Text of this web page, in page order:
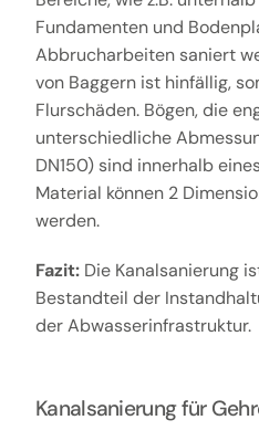
Fundamenten und
Abbrucharbeiten saniert
von Baggern ist hinfällig,
Flurschäden. Bögen, die
unterschiedliche
DN150) sind innerhalb
Material können 2
werden.
Fazit:Die Kanalsanierung
Bestandteil der
der Abwasserinfrastruktur.
Kanalsanierung für